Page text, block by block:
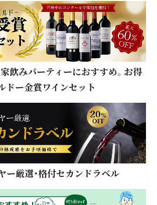
家飲みパーティーにおすすめ。お得
ドー金賞ワインセット
ー厳選・格付セカンドラベル